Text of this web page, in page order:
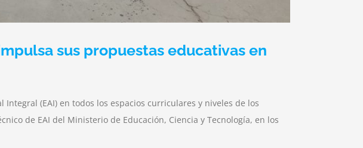
sus propuestas educativas en
(EAI) en todos los espacios curriculares y niveles de los
de EAI del Ministerio de Educación, Ciencia y Tecnología, en los